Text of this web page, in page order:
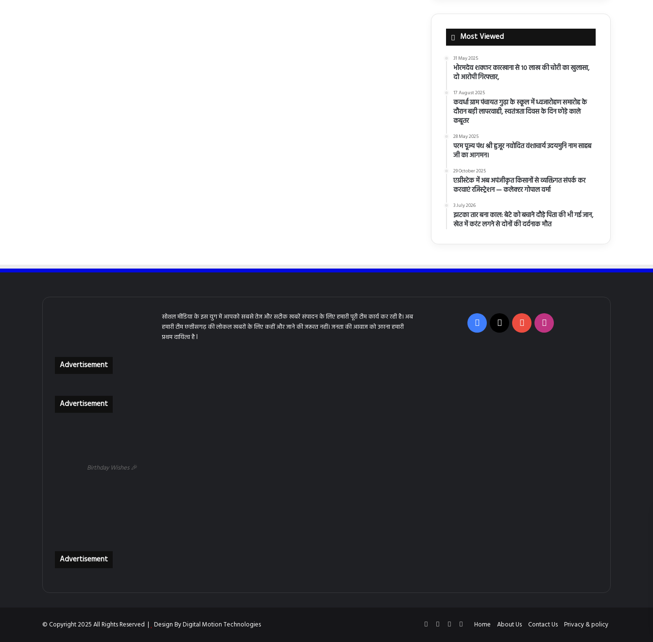
Most Viewed
31 May 2025
भोरमदेव शक्कर कारखाना से 10 लाख की चोरी का खुलासा,
दो आरोपी गिरफ्तार,
17 August 2025
कवर्धा ग्राम पंचायत गुढ़ा के स्कूल में ध्वजारोहण समारोह के
दौरान बड़ी लापरवाही, स्वतंत्रता दिवस के दिन छोड़े काले
कबूतर
28 May 2025
परम पूज्य पंथ श्री हुजूर नवोदित वंशाचार्य उदयमुनि नाम साहब
जी का आगमन।
29 October 2025
एग्रीस्टेक में अब अपंजीकृत किसानों से व्यक्तिगत संपर्क कर
करवाएं रजिस्ट्रेशन — कलेक्टर गोपाल वर्मा
3 July 2026
झटका तार बना काल: बेटे को बचाने दौड़े पिता की भी गई जान,
खेत में करंट लगने से दोनों की दर्दनाक मौत
सोशल मीडिया के इस युग में आपको सबसे तेज और सटीक खबरें संपादन के लिए हमारी पूरी टीम कार्य कर रही है। अब
हमारी टीम छत्तीसगढ़ की लोकल खबरों के लिए कहीं और जाने की जरूरत नहीं। जनता की आवाज को उठाना हमारी
प्रथम दायित्व है l
Advertisement
Advertisement
Birthday Wishes 🎉
Advertisement
Facebook
X YouTubeInstagram
© Copyright 2025 All Rights Reserved | Design ByDigital Motion Technologies Home About Us Contact Us Privacy & policy
Facebook YouTubeInstagram